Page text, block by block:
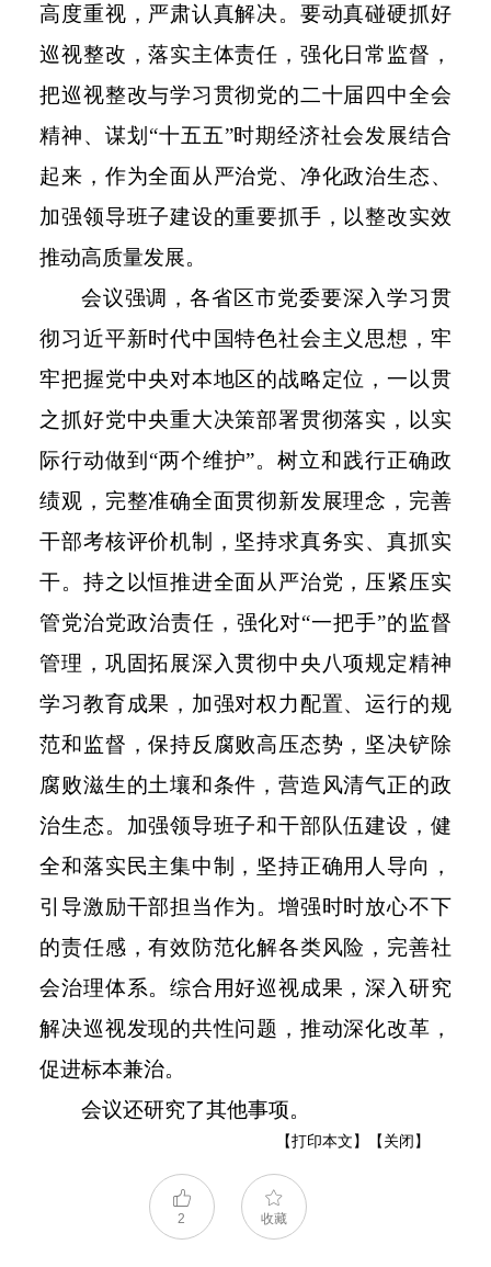
高度重视，严肃认真解决。要动真碰硬抓好
巡视整改，落实主体责任，强化日常监督，
把巡视整改与学习贯彻党的二十届四中全会
精神、谋划“十五五”时期经济社会发展结合
起来，作为全面从严治党、净化政治生态、
加强领导班子建设的重要抓手，以整改实效
推动高质量发展。
会议强调，各省区市党委要深入学习贯
彻习近平新时代中国特色社会主义思想，牢
牢把握党中央对本地区的战略定位，一以贯
之抓好党中央重大决策部署贯彻落实，以实
际行动做到“两个维护”。树立和践行正确政
绩观，完整准确全面贯彻新发展理念，完善
干部考核评价机制，坚持求真务实、真抓实
干。持之以恒推进全面从严治党，压紧压实
管党治党政治责任，强化对“一把手”的监督
管理，巩固拓展深入贯彻中央八项规定精神
学习教育成果，加强对权力配置、运行的规
范和监督，保持反腐败高压态势，坚决铲除
腐败滋生的土壤和条件，营造风清气正的政
治生态。加强领导班子和干部队伍建设，健
全和落实民主集中制，坚持正确用人导向，
引导激励干部担当作为。增强时时放心不下
的责任感，有效防范化解各类风险，完善社
会治理体系。综合用好巡视成果，深入研究
解决巡视发现的共性问题，推动深化改革，
促进标本兼治。
会议还研究了其他事项。
【打印本文】 【关闭】
2 收藏